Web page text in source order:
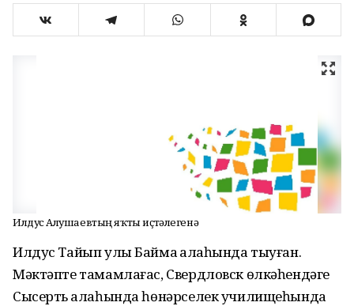
Илдус Алғушаевтың яҡты иҫтәлегенә
Илдус Тайып улы Баймаҡ ҡалаһында тыуған.
Мәктәпте тамамлағас, Свердловск өлкәһендәге
Сысерть ҡалаһында һөнәрселек училищеһында